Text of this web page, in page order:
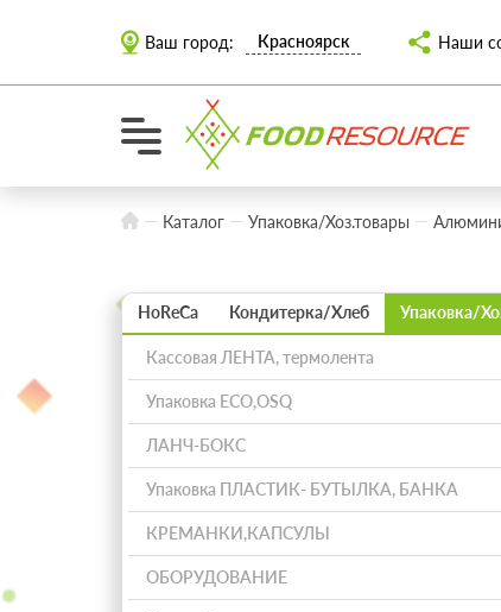
Ваш город: Красноярск Наши
Каталог Упаковка/Хоз.товары
HoReCa Кондитерка/Хлеб Упаковка/
Кассовая ЛЕНТА, термолента
Упаковка ECO,OSQ
ЛАНЧ-БОКС
Упаковка ПЛАСТИК- БУТЫЛКА, БАНКА
КРЕМАНКИ,КАПСУЛЫ
ОБОРУДОВАНИЕ